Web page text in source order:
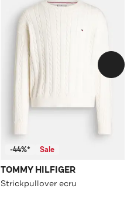
-44%* Sale
TOMMY HILFIGER
Strickpullover ecru